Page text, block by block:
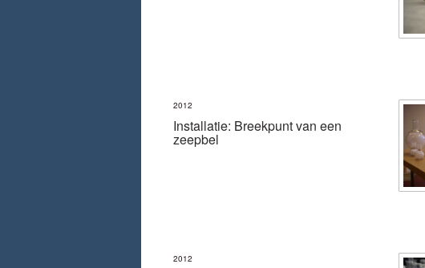
Installatie: Breekpunt van een
zeepbel
2012
2012